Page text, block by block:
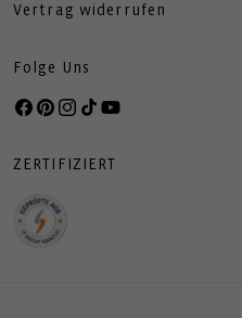
Vertrag widerrufen
Folge Uns
Facebook
Pinterest
Instagram
TikTokYouTube
ZERTIFIZIERT